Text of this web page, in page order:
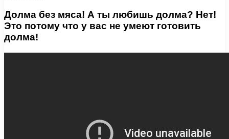
Долма без мяса! А ты любишь долма? Нет!
Это потому что у вас не умеют готовить
долма!